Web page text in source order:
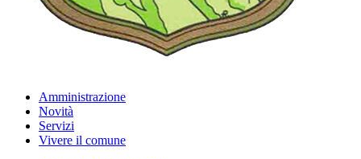
Amministrazione
Novità
Servizi
Vivere il comune